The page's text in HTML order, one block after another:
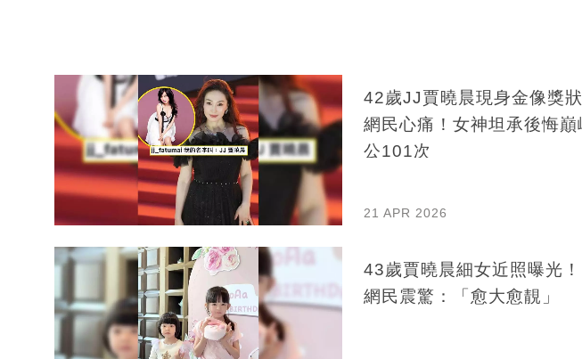
42歲JJ賈曉晨現身金像獎
網民心痛！女神坦承後悔
公101次
21 APR 2026
43歲賈曉晨細女近照曝光
網民震驚：「愈大愈靚」